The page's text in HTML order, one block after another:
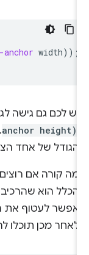
anchor width ));
יש לכם גם גישה
anchor height)
.
הגודל של אחד
מה קורה אם רוצים
הכלל הוא
אפשר לעטוף את
לאחר מכן תוכלו